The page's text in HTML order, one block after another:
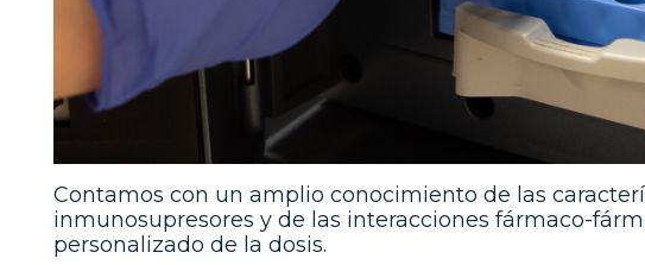
Contamos con un amplio conocimiento de las
inmunosupresores y de las interacciones fármaco-
personalizado de la dosis.